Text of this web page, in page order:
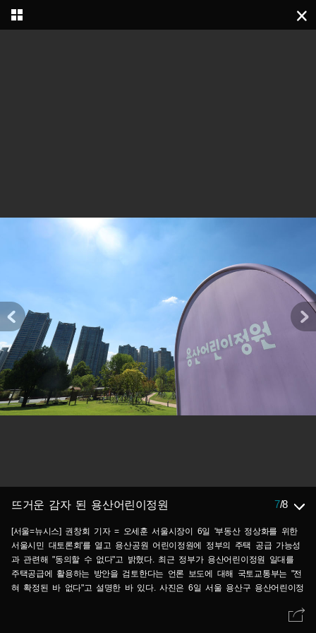
뜨거운 감자 된 용산어린이정원 7/8
[서울=뉴시스] 권창회 기자 = 오세훈 서울시장이 6일 '부동산 정상화를 위한
서울시민 대토론회'를 열고 용산공원 어린이정원에 정부의 주택 공급 가능성
과 관련해 "동의할 수 없다"고 밝혔다. 최근 정부가 용산어린이정원 일대를
주택공급에 활용하는 방안을 검토한다는 언론 보도에 대해 국토교통부는 "전
혀 확정된 바 없다"고 설명한 바 있다. 사진은 6일 서울 용산구 용산어린이정